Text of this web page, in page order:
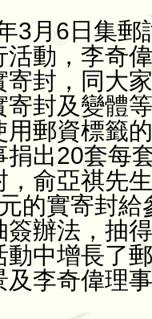
3月6日集郵
活動，李奇
寄封，同大
寄封及變體
用郵資標籤
捐出20套每
，俞亞祺先
的實寄封
簽辦法，抽
動中增長了
及李奇偉理